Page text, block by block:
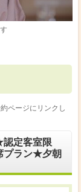
ページにリンクし
定客室限
プラン★夕朝